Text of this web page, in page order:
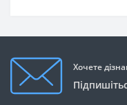
Хочете